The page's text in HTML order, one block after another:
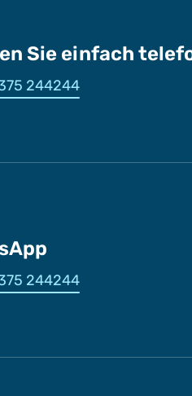
Sie einfach
244244
244244